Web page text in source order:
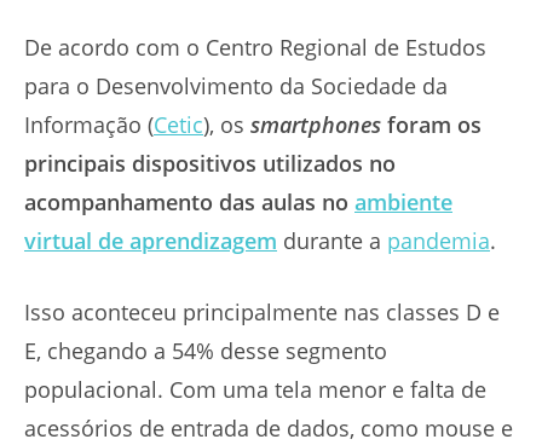
De acordo com o Centro Regional de Estudos
para o Desenvolvimento da Sociedade da
Informação (Cetic), os smartphones foram os
principais dispositivos utilizados no
acompanhamento das aulas no ambiente
virtual de aprendizagem durante a pandemia.
Isso aconteceu principalmente nas classes D e
E, chegando a 54% desse segmento
populacional. Com uma tela menor e falta de
acessórios de entrada de dados, como mouse e